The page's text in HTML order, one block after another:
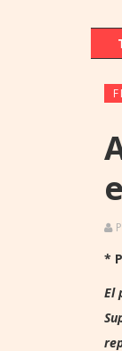
*
El